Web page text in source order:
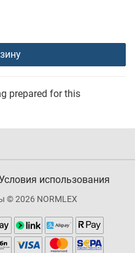
prepared for this
использования
© 2026 NORMLEX